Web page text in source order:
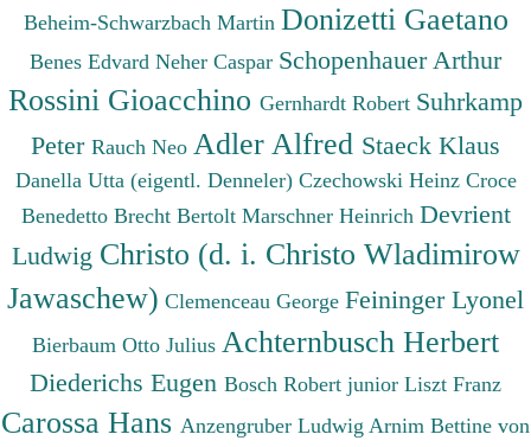
Beheim-Schwarzbach Martin Donizetti Gaetano
Benes Edvard Neher Caspar Schopenhauer Arthur
Rossini Gioacchino Gernhardt Robert Suhrkamp
Peter Rauch Neo Adler Alfred Staeck Klaus
Danella Utta (eigentl. Denneler) Czechowski Heinz Croce
Benedetto Brecht Bertolt Marschner Heinrich Devrient
Ludwig Christo (d. i. Christo Wladimirow
Jawaschew) Clemenceau George Feininger Lyonel
Bierbaum Otto Julius Achternbusch Herbert
Diederichs Eugen Bosch Robert junior Liszt Franz
Carossa Hans Anzengruber Ludwig Arnim Bettine von